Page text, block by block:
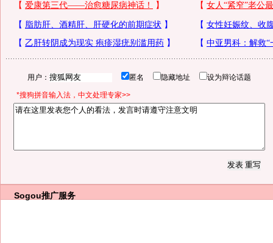
用户： 匿名 隐藏地址 设为辩论话题
*搜狗拼音输入法，中文处理专家>>
Sogou推广服务